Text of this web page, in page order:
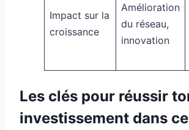
Impact sur la
croissance
Amélioration
du réseau,
innovation
Les clés pour réussir
investissement dans